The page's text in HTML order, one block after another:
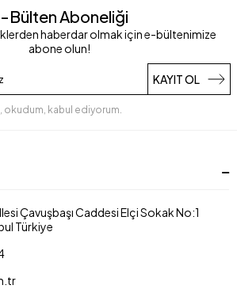
Bülten Aboneliği
haberdar olmak için e-bültenimize
abone olun!
KAYIT OL
, okudum, kabul ediyorum.
Çavuşbaşı Caddesi Elçi Sokak No:1
Türkiye